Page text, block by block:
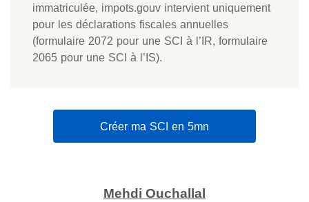
immatriculée, impots.gouv intervient uniquement
pour les déclarations fiscales annuelles
(formulaire 2072 pour une SCI à l’IR, formulaire
2065 pour une SCI à l’IS).
Créer ma SCI en 5mn
Mehdi Ouchallal